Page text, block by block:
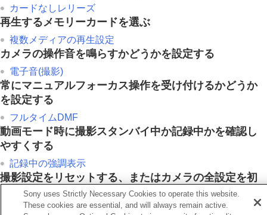
パソコンでできること
クラウドサービスを利用する
資料
故障かな？と思ったら
カードなしレリーズ
再生するメモリーカードを選ぶ
複数メディアの再生設定
カメラの操作音を鳴らすかどうかを設定する
電子音(撮影)
常にマニュアルフォーカス操作を受け付けるかどうか
を設定する
フルタイムDMF
動画モード時に撮影スタンバイ中か記録中かを確認し
やすくする
記録中の強調表示
撮影設定をリセットする、またはカメラの全設定を初
期化する
設定リセット
Sony uses Strictly Necessary Cookies to operate this website.
These cookies are essential, and will always remain active.